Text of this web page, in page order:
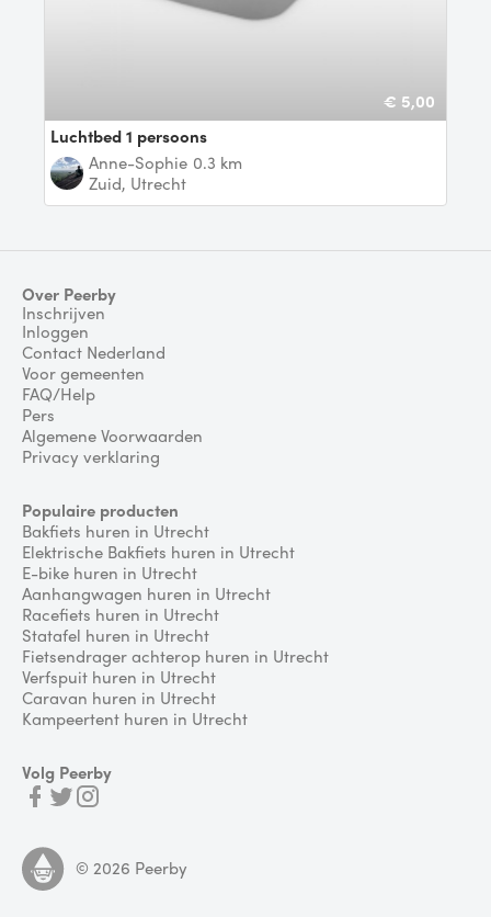
€ 5,00
Luchtbed 1 persoons
Anne-Sophie 0.3 km
Zuid, Utrecht
Over Peerby
Inschrijven
Inloggen
Contact Nederland
Voor gemeenten
FAQ/Help
Pers
Algemene Voorwaarden
Privacy verklaring
Populaire producten
Bakfiets huren in Utrecht
Elektrische Bakfiets huren in Utrecht
E-bike huren in Utrecht
Aanhangwagen huren in Utrecht
Racefiets huren in Utrecht
Statafel huren in Utrecht
Fietsendrager achterop huren in Utrecht
Verfspuit huren in Utrecht
Caravan huren in Utrecht
Kampeertent huren in Utrecht
Volg Peerby
© 2026 Peerby